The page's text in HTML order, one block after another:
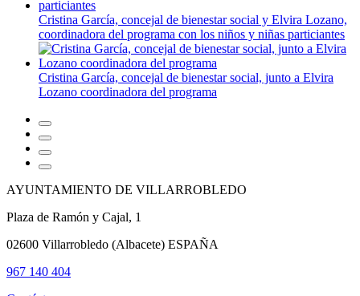
Cristina García, concejal de bienestar social y Elvira Lozano,
coordinadora del programa con los niños y niñas particiantes
Cristina García, concejal de bienestar social, junto a Elvira
Lozano coordinadora del programa
AYUNTAMIENTO DE VILLARROBLEDO
Plaza de Ramón y Cajal, 1
02600 Villarrobledo (Albacete) ESPAÑA
967 140 404